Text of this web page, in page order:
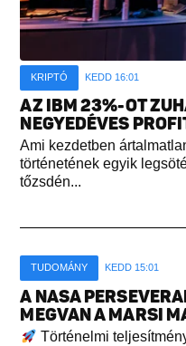
KRIPTÓ KEDD 16:01
AZ IBM 23%-OT
NEGYEDÉVES
Ami kezdetben
történetének egyik
tőzsdén...
TUDOMÁNY KEDD 15:01
A NASA
MEGVAN A MARSI
Történelmi